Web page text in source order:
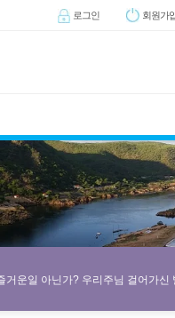
로그인 회원가
거운일 아닌가? 우리주님 걸어가신